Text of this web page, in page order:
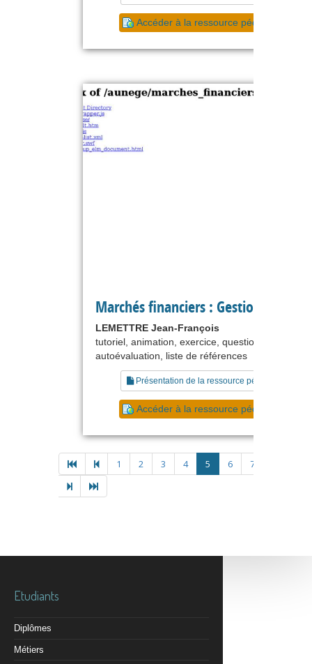
Accéder à la ressource pédagogique
Marchés financiers : Gestion
LEMETTRE Jean-François
tutoriel, animation, exercice, questionnaire,
autoévaluation, liste de références
Présentation de la ressource pédagogique
Accéder à la ressource pédagogique
1 2 3 4 5 6 7
Etudiants
Diplômes
Métiers